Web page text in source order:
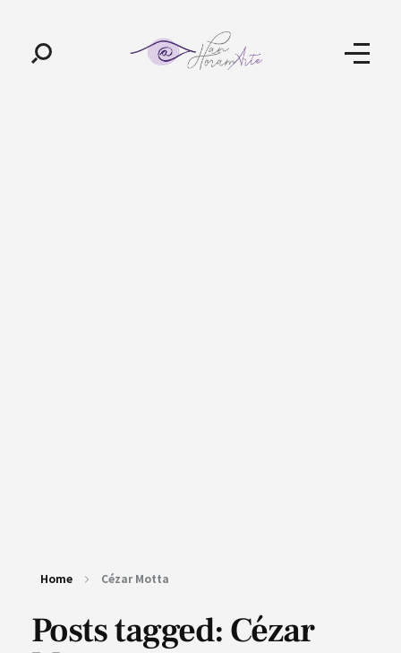
Home Cézar Motta
Posts tagged: Cézar